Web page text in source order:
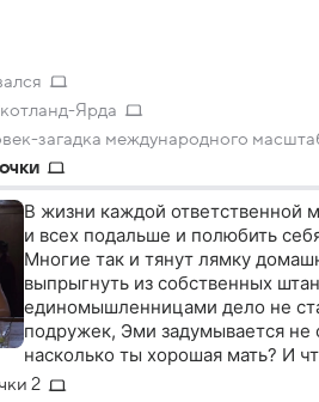
Ярда
загадка международного
В жизни каждой ответственной
и всех подальше и полюбить
Многие так и тянут лямку
выпрыгнуть из собственных
единомышленницами дело не
подружек, Эми задумывается не
насколько ты хорошая мать? И
людьми?
2